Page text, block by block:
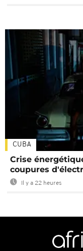
CUBA
Crise
coupures
Il y a 22 heures